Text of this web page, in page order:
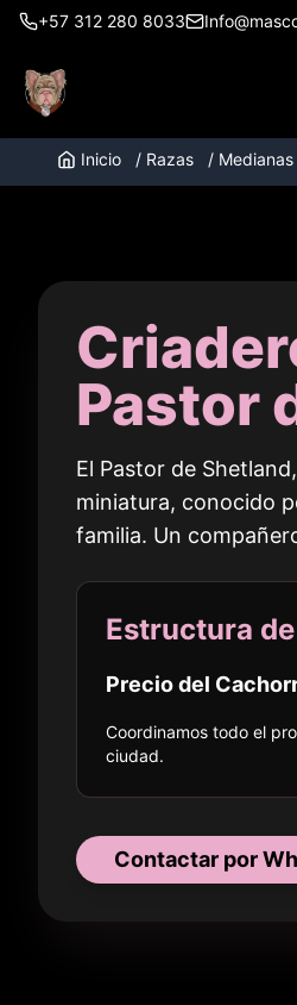
+57 312 280 8033
Inicio / Razas / Medianas
Pastor
El Pastor de
miniatura, conocido
familia. Un
Estructura
Precio del
Coordinamos todo el
ciudad.
Contactar por